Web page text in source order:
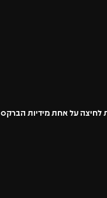
על אחת מידיות הברקס